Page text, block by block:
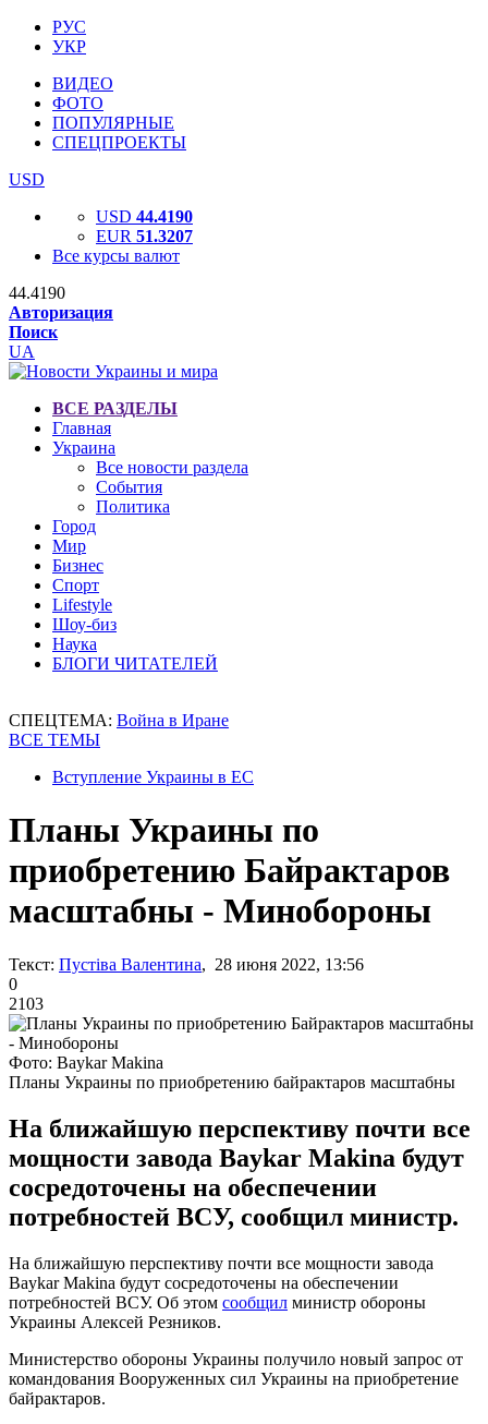
РУС
УКР
ВИДЕО
ФОТО
ПОПУЛЯРНЫЕ
СПЕЦПРОЕКТЫ
USD
USD 44.4190
EUR 51.3207
Все курсы валют
44.4190
Авторизация
Поиск
UA
ВСЕ РАЗДЕЛЫ
Главная
Украина
Все новости раздела
События
Политика
Город
Мир
Бизнес
Спорт
Lifestyle
Шоу-биз
Наука
БЛОГИ ЧИТАТЕЛЕЙ
СПЕЦТЕМА: Война в Иране
ВСЕ ТЕМЫ
Вступление Украины в ЕС
Планы Украины по
приобретению Байрактаров
масштабны - Минобороны
Текст: Пустіва Валентина, 28 июня 2022, 13:56
0
2103
Фото: Baykar Makina
Планы Украины по приобретению байрактаров масштабны
На ближайшую перспективу почти все
мощности завода Baykar Makina будут
сосредоточены на обеспечении
потребностей ВСУ, сообщил министр.
На ближайшую перспективу почти все мощности завода
Baykar Makina будут сосредоточены на обеспечении
потребностей ВСУ. Об этом сообщил министр обороны
Украины Алексей Резников.
Министерство обороны Украины получило новый запрос от
командования Вооруженных сил Украины на приобретение
байрактаров.